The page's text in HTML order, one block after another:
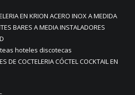
EN KRION ACERO INOX A MEDIDA
BARES A MEDIA INSTALADORES
hoteles discotecas
DE COCTELERIA CÓCTEL COCKTAIL EN